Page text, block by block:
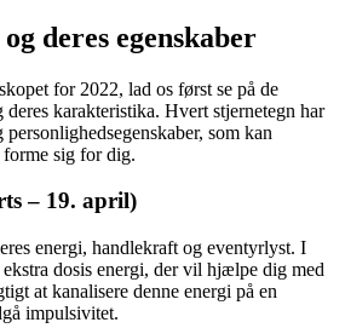
deres egenskaber
for 2022, lad os først se på de
karakteristika. Hvert stjernetegn har
som kan
sig for dig.
– 19. april)
energi, handlekraft og eventyrlyst. I
dosis energi, der vil hjælpe dig med
at kanalisere denne energi på en
impulsivitet.